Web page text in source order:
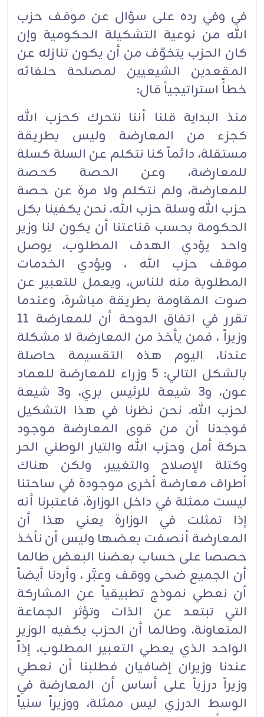
في وفي رده على سؤال عن موقف حزب
الله من نوعية التشكيلة الحكومية وإن
كان الحزب يتخوّف من أن يكون تنازله عن
المقعدين الشيعيين لمصلحة حلفائه
خطأً استراتيجياً قال:
منذ البداية قلنا أننا نتحرك كحزب الله
كجزء من المعارضة وليس بطريقة
مستقلة، دائماً كنا نتكلم عن السلة كسلة
للمعارضة، وعن الحصة كحصة
للمعارضة، ولم نتكلم ولا مرة عن حصة
حزب الله وسلة حزب الله، نحن يكفينا بكل
الحكومة بحسب قناعتنا أن يكون لنا وزير
واحد يؤدي الهدف المطلوب، يوصل
موقف حزب الله ، ويؤدي الخدمات
المطلوبة منه للناس، ويعمل للتعبير عن
صوت المقاومة بطريقة مباشرة، وعندما
تقرر في اتفاق الدوحة أن للمعارضة 11
وزيراً ، فمن يأخذ من المعارضة لا مشكلة
عندنا، اليوم هذه التقسيمة حاصلة
بالشكل التالي: 5 وزراء للمعارضة للعماد
عون، و3 شيعة للرئيس بري، و3 شيعة
لحزب الله. نحن نظرنا في هذا التشكيل
فوجدنا أن من قوى المعارضة موجود
حركة أمل وحزب الله والتيار الوطني الحر
وكتلة الإصلاح والتغيير، ولكن هناك
أطراف معارضة أخرى موجودة في ساحتنا
ليست ممثلة في داخل الوزارة، فاعتبرنا أنه
إذا تمثلت في الوزارة يعني هذا أن
المعارضة أنصفت بعضها وليس أن نأخذ
حصصا على حساب بعضنا البعض طالما
أن الجميع ضحى ووقف وعبَّر ، وأردنا أيضاً
أن نعطي نموذج تطبيقياً عن المشاركة
التي تبتعد عن الذات وتؤثر الجماعة
المتعاونة، وطالما أن الحزب يكفيه الوزير
الواحد الذي يعطي التعبير المطلوب، إذاً
عندنا وزيران إضافيان فطلبنا أن نعطي
وزيراً درزياً على أساس أن المعارضة في
الوسط الدرزي ليس ممثلة، ووزيراً سنياً